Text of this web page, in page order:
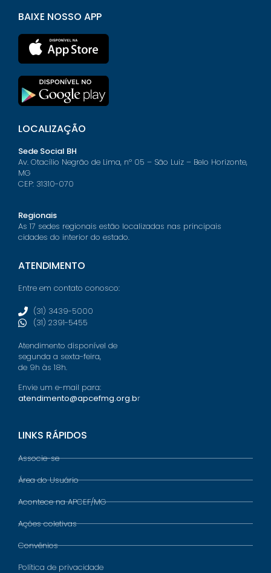
BAIXE NOSSO APP
LOCALIZAÇÃO
Sede Social BH
Av. Otacílio Negrão de Lima, nº 05 – São Luiz – Belo Horizonte,
MG
CEP: 31310-070
Regionais
As 17 sedes regionais estão localizadas nas principais
cidades do interior do estado.
ATENDIMENTO
Entre em contato conosco:
(31) 3439-5000
(31) 2391-5455
Atendimento disponível de
segunda a sexta-feira,
de 9h às 18h.
Envie um e-mail para:
atendimento@apcefmg.org.br
LINKS RÁPIDOS
Associe-se
Área do Usuário
Acontece na APCEF/MG
Ações coletivas
Convênios
Política de privacidade